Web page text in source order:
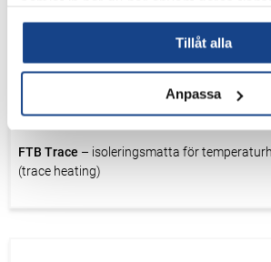
Tillåt alla
Anpassa
– isoleringsmatta för låga
kyla, frys och cryo-applikationer
– isoleringsmatta med pH-
läckage från korrosiva medier
FTB Trace – isoleringsmatta för
(trace heating)